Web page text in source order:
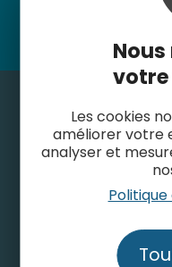
votre
Les cookies
améliorer votre
analyser et
Suivez-
Nos engagements